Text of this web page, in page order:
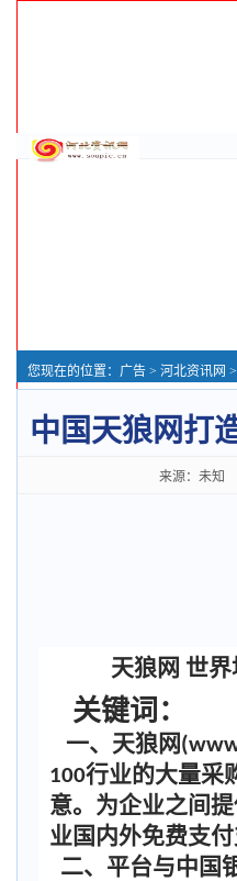
您现在的位置： 广告 > 河北资讯网 >
中国天狼网打
来源：未知
天狼网 世
关键词：
一、天狼网
100行业的大量采
意。为企业之间
业国内外免费支
二、平台与中国